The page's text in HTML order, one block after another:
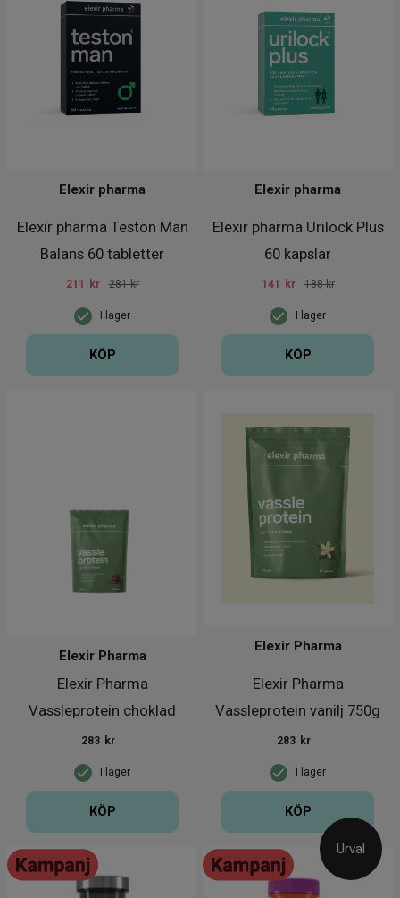
Urval
Elexir pharma Teston Man
Balans 60 tabletter
Elexir pharma
I lager
211 kr 281 kr
KÖP
Elexir pharma Urilock Plus
60 kapslar
Elexir pharma
I lager
141 kr 188 kr
KÖP
Elexir Pharma
Vassleprotein choklad
750g
Elexir Pharma
I lager
283 kr
KÖP
Elexir Pharma
Vassleprotein vanilj 750g
Elexir Pharma
I lager
283 kr
KÖP